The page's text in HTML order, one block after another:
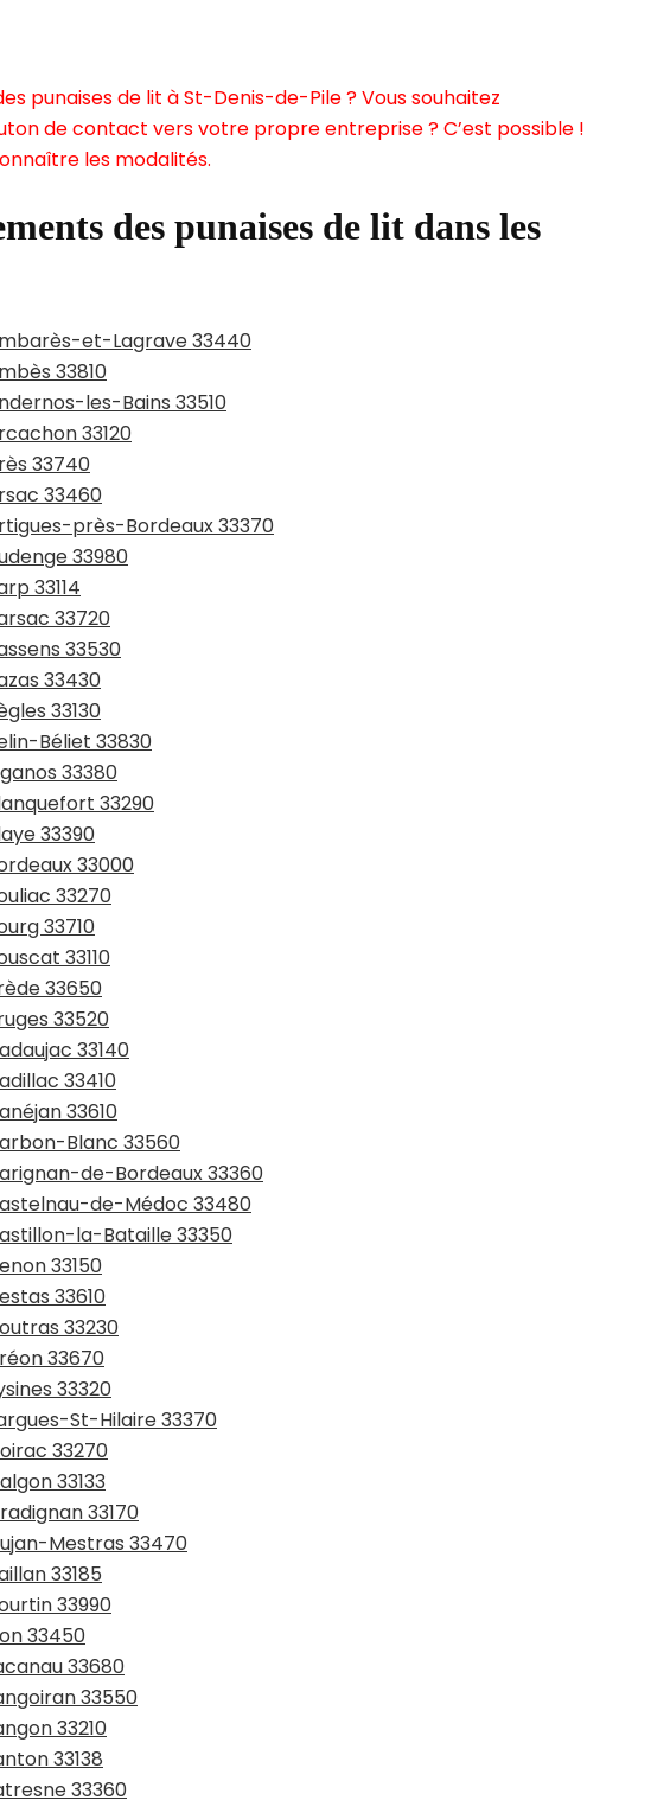
punaises de lit à St-Denis-de-Pile ? Vous souhaitez
de contact vers votre propre entreprise ? C’est possible !
les modalités.
des punaises de lit dans les
et-Lagrave 33440
33810
les-Bains 33510
33120
33740
33460
près-Bordeaux 33370
33980
33114
33720
33530
33430
33130
Béliet 33830
33380
33290
33390
33000
33270
33710
33110
33650
33520
33140
33410
33610
Blanc 33560
de-Bordeaux 33360
de-Médoc 33480
la-Bataille 33350
33150
33610
33230
33670
33320
St-Hilaire 33370
33270
33133
33170
Mestras 33470
33185
33990
33450
33680
33550
33210
33138
33360